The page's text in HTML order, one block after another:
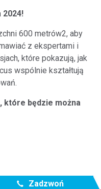
2024!
600 metrów2, aby
z ekspertami i
które pokazują, jak
wspólnie kształtują
które będzie można
Zadzwoń